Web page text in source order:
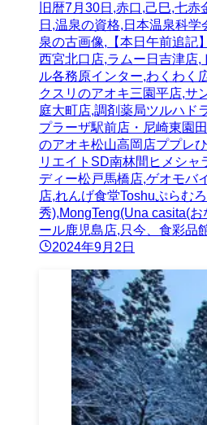
旧暦7月30日,赤口,己巳,七
日,温泉の資格,日本温泉科
泉の古画像,【本日午前追記
西宮北口店,ラムー日吉津店
ル各務原インター,わくわく
クスリのアオキ三園平店,サ
庭大町店,調剤薬局ツルハド
プラーザ駅前店・尼崎東園
のアオキ松山高岡店ププレ
リエイトSD南林間ヒメシャ
ディー松戸馬橋店,ゲオモバ
店,れんげ食堂Toshuぷらむ
秀),MongTeng(Una casita(
ール鹿児島店,只今、食彩品
2024年9月2日